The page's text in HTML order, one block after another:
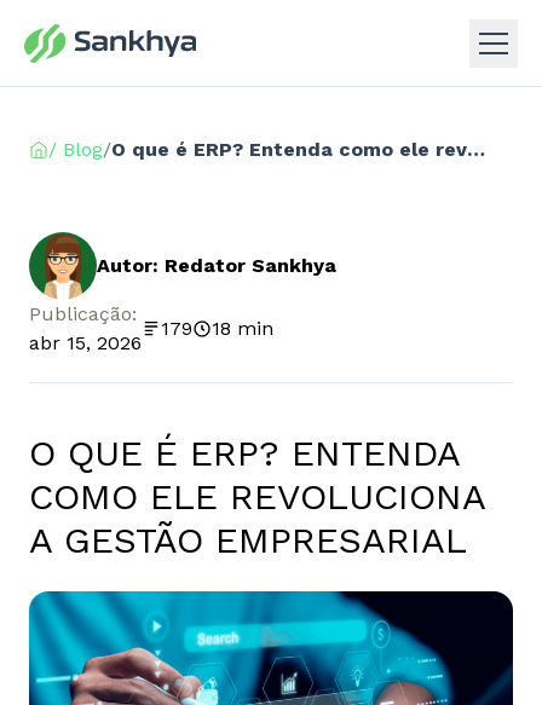
/ Blog/ O que é ERP? Entenda como ele revoluciona a gestão empresarial
Autor: Redator Sankhya
Publicação:
abr 15, 2026
179 18 min
O QUE É ERP? ENTENDA
COMO ELE REVOLUCIONA
A GESTÃO EMPRESARIAL